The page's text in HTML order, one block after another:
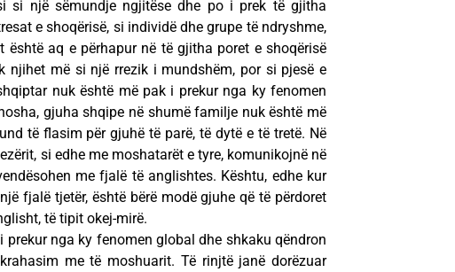
si një sëmundje ngjitëse dhe po i prek të gjitha
e shoqërisë, si individë dhe grupe të ndryshme,
aq e përhapur në të gjitha poret e shoqërisë
njihet më si një rrezik i mundshëm, por si pjesë e
nuk është më pak i prekur nga ky fenomen
gjuha shqipe në shumë familje nuk është më
të flasim për gjuhë të parë, të dytë e të tretë. Në
si edhe me moshatarët e tyre, komunikojnë në
me fjalë të anglishtes. Kështu, edhe kur
fjalë tjetër, është bërë modë gjuhe që të përdoret
të tipit okej-mirë.
nga ky fenomen global dhe shkaku qëndron
me të moshuarit. Të rinjtë janë dorëzuar